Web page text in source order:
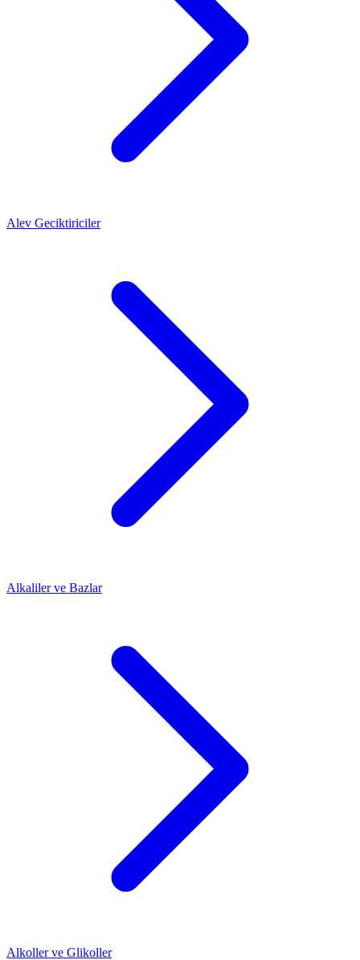
Alev Geciktiriciler
Alkaliler ve Bazlar
Alkoller ve Glikoller